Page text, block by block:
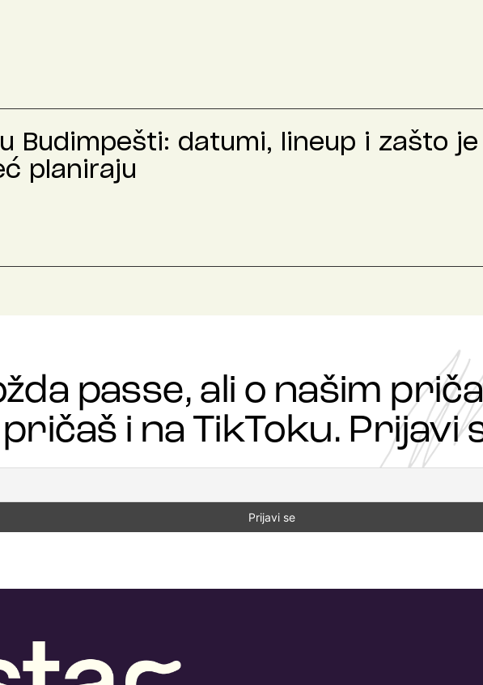
Budimpešti: datumi, lineup i zašto je
planiraju
passe, ali o našim
pričaš i na TikToku. Prijavi